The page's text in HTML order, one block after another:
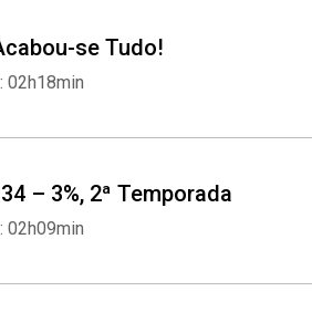
se Tudo!
02h18min
– 3%, 2ª Temporada
02h09min